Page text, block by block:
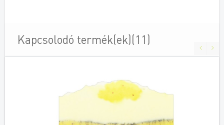
Kapcsolodó termék(ek)(11)